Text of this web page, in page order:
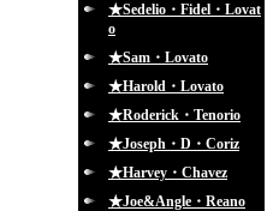
★Sedelio・Fidel・Lovat
o
★Sam・Lovato
★Harold・Lovato
★Roderick・Tenorio
★Joseph・D・Coriz
★Harvey・Chavez
★Joe&Angle・Reano